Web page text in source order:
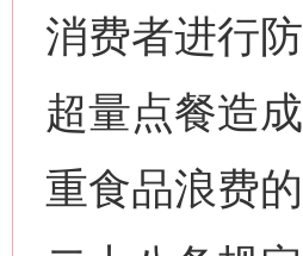
消费者进行
超量点餐造
重食品浪费